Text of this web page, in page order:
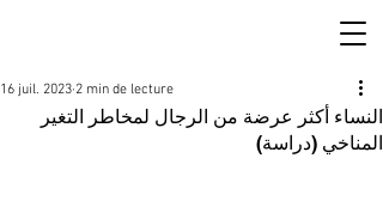
النساء أكثر عرضة من الرجال لمخاطر التغير
المناخي (دراسة)
16 juil. 2023 2 min de lecture